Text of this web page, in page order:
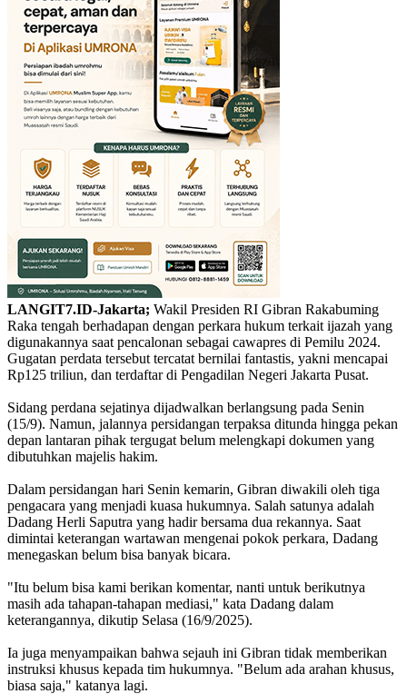
LANGIT7.ID-Jakarta; Wakil Presiden RI Gibran Rakabuming
Raka tengah berhadapan dengan perkara hukum terkait ijazah yang
digunakannya saat pencalonan sebagai cawapres di Pemilu 2024.
Gugatan perdata tersebut tercatat bernilai fantastis, yakni mencapai
Rp125 triliun, dan terdaftar di Pengadilan Negeri Jakarta Pusat.
Sidang perdana sejatinya dijadwalkan berlangsung pada Senin
(15/9). Namun, jalannya persidangan terpaksa ditunda hingga pekan
depan lantaran pihak tergugat belum melengkapi dokumen yang
dibutuhkan majelis hakim.
Dalam persidangan hari Senin kemarin, Gibran diwakili oleh tiga
pengacara yang menjadi kuasa hukumnya. Salah satunya adalah
Dadang Herli Saputra yang hadir bersama dua rekannya. Saat
dimintai keterangan wartawan mengenai pokok perkara, Dadang
menegaskan belum bisa banyak bicara.
"Itu belum bisa kami berikan komentar, nanti untuk berikutnya
masih ada tahapan-tahapan mediasi," kata Dadang dalam
keterangannya, dikutip Selasa (16/9/2025).
Ia juga menyampaikan bahwa sejauh ini Gibran tidak memberikan
instruksi khusus kepada tim hukumnya. "Belum ada arahan khusus,
biasa saja," katanya lagi.